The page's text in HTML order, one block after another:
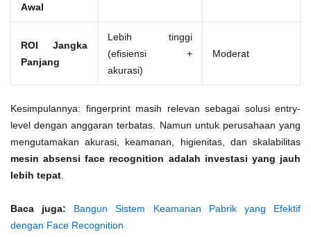
Awal
ROI Jangka
Panjang
Lebih tinggi
(efisiensi +
akurasi)
Moderat
Kesimpulannya: fingerprint masih relevan sebagai solusi entry-
level dengan anggaran terbatas. Namun untuk perusahaan yang
mengutamakan akurasi, keamanan, higienitas, dan skalabilitas
mesin absensi face recognition adalah investasi yang jauh
lebih tepat
Baca juga:
Bangun Sistem Keamanan Pabrik yang Efektif
dengan Face Recognition